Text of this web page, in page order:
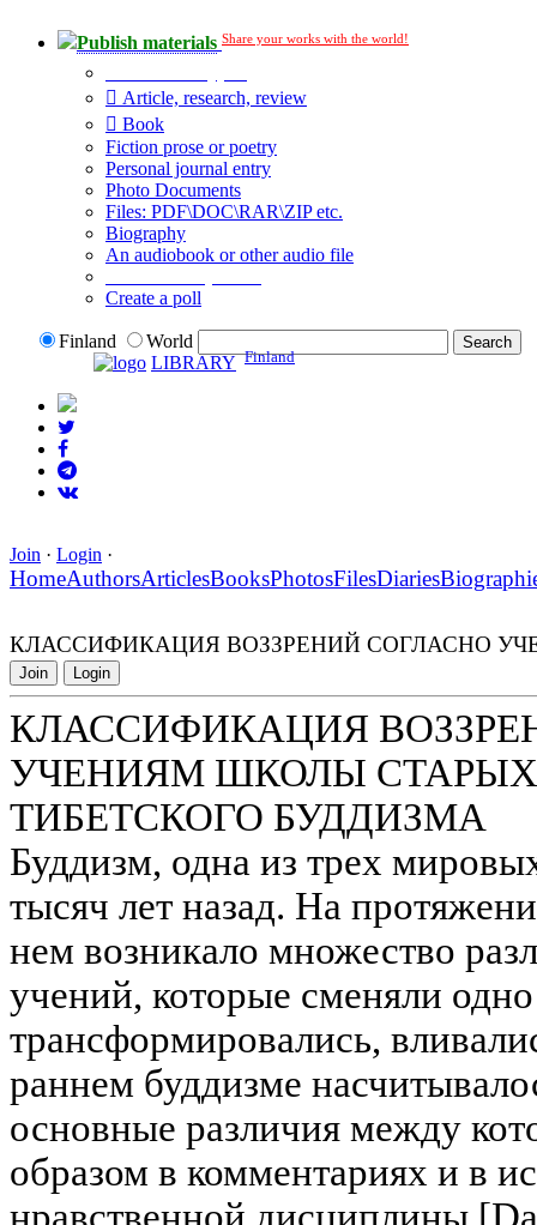
Publish materials Share your works with the world!
Article, research, review
Book
Fiction prose or poetry
Personal journal entry
Photo Documents
Files: PDF\DOC\RAR\ZIP etc.
Biography
An audiobook or other audio file
Create a poll
Finland
World
LIBRARY Finland
Join · Login ·
HomeAuthorsArticlesBooksPhotosFilesDiaries
КЛАССИФИКАЦИЯ ВОЗЗРЕНИЙ СОГЛАСНО
Join Login
КЛАССИФИКАЦИЯ
УЧЕНИЯМ ШКОЛЫ
ТИБЕТСКОГО БУДДИЗМА
Буддизм, одна из трех
тысяч лет назад. На
нем возникало множество
учений, которые сменяли
трансформировались,
раннем буддизме
основные различия между
образом в комментариях и в
нравственной дисциплины